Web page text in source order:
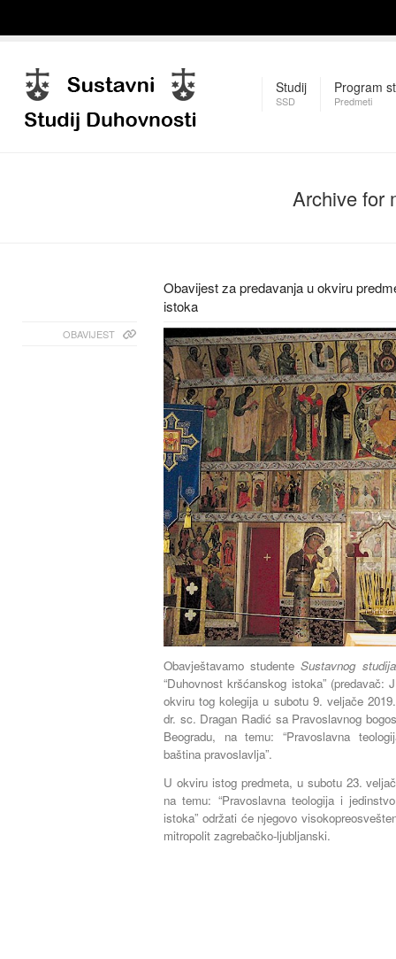
Studij
SSD
Program
Predmeti
Archive for
Obavijest za predavanja u okviru
istoka
OBAVIJEST
Obavještavamo studenteSustavnog
“Duhovnost kršćanskog istoka”
okviru tog kolegija u subotu 9. veljače
dr. sc. Dragan Radić sa Pravoslavnog
Beogradu, na temu: “Pravoslavna
baština pravoslavlja”.
U okviru istog predmeta, u subotu 23.
na temu: “Pravoslavna teologija i
istoka” održati će njegovo
mitropolit zagrebačko-ljubljanski.